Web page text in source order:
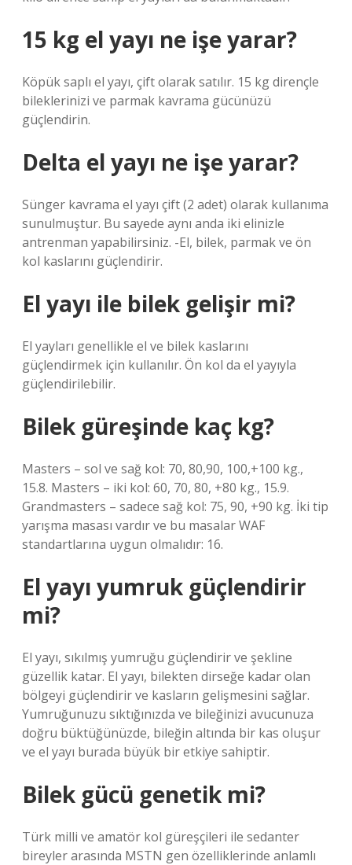
15 kg el yayı ne işe yarar?
Köpük saplı el yayı, çift olarak satılır. 15 kg dirençle
bileklerinizi ve parmak kavrama gücünüzü
güçlendirin.
Delta el yayı ne işe yarar?
Sünger kavrama el yayı çift (2 adet) olarak kullanıma
sunulmuştur. Bu sayede aynı anda iki elinizle
antrenman yapabilirsiniz. -El, bilek, parmak ve ön
kol kaslarını güçlendirir.
El yayı ile bilek gelişir mi?
El yayları genellikle el ve bilek kaslarını
güçlendirmek için kullanılır. Ön kol da el yayıyla
güçlendirilebilir.
Bilek güreşinde kaç kg?
Masters – sol ve sağ kol: 70, 80,90, 100,+100 kg.,
15.8. Masters – iki kol: 60, 70, 80, +80 kg., 15.9.
Grandmasters – sadece sağ kol: 75, 90, +90 kg. İki tip
yarışma masası vardır ve bu masalar WAF
standartlarına uygun olmalıdır: 16.
El yayı yumruk güçlendirir
mi?
El yayı, sıkılmış yumruğu güçlendirir ve şekline
güzellik katar. El yayı, bilekten dirseğe kadar olan
bölgeyi güçlendirir ve kasların gelişmesini sağlar.
Yumruğunuzu sıktığınızda ve bileğinizi avucunuza
doğru büktüğünüzde, bileğin altında bir kas oluşur
ve el yayı burada büyük bir etkiye sahiptir.
Bilek gücü genetik mi?
Türk milli ve amatör kol güreşçileri ile sedanter
bireyler arasında MSTN gen özelliklerinde anlamlı